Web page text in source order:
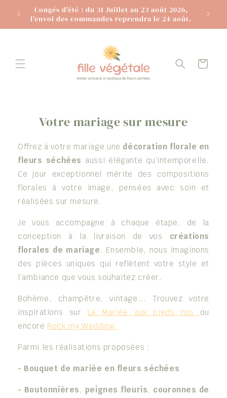
passer
contenu
Congés d'été : du 31 Juillet au 23 août 2026,
l'envoi des commandes reprendra le 24 août.
La
Panier
Votre mariage sur mesure
Offrez à votre mariage une décoration florale en
fleurs séchées aussi élégante qu’intemporelle.
Ce jour exceptionnel mérite des compositions
florales à votre image, pensées avec soin et
réalisées sur mesure.
Je vous accompagne à chaque étape, de la
conception à la livraison de vos créations
florales de mariage . Ensemble, nous imaginons
des pièces uniques qui reflètent votre style et
l’ambiance que vous souhaitez créer.
Bohème, champêtre, vintage... Trouvez votre
inspirations sur La Mariée aux pieds nus ou
encore Rock my Wedding.
Parmi les réalisations proposées :
- Bouquet de mariée en fleurs séchées
- Boutonnières , peignes fleuris, couronnes de